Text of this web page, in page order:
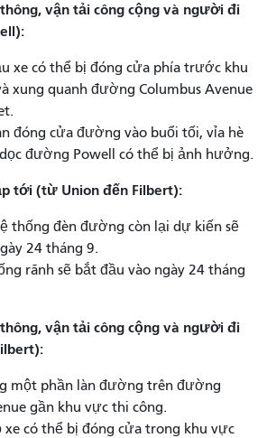
vận tải công cộng và người đi
xe có thể bị đóng cửa phía trước khu
xung quanh đường Columbus Avenue
đóng cửa đường vào buổi tối, vỉa hè
đường Powell có thể bị ảnh hưởng.
tới (từ Union đến Filbert):
thống đèn đường còn lại dự kiến ​​sẽ
24 tháng 9.
rãnh sẽ bắt đầu vào ngày 24 tháng
vận tải công cộng và người đi
một phần làn đường trên đường
gần khu vực thi công.
xe có thể bị đóng cửa trong khu vực